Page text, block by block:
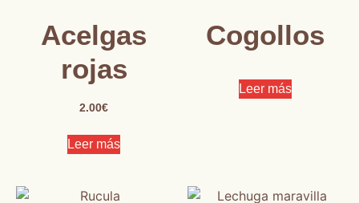
Acelgas
rojas
2.00€
Leer más
Cogollos
Leer más